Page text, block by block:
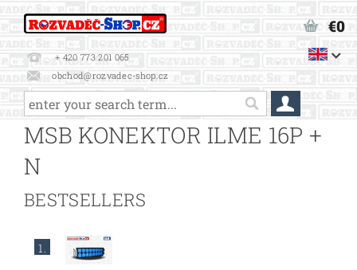
+ 420 773 201 065
obchod@rozvadec-shop.cz
€0
MSB KONEKTOR ILME 16P +
N
BESTSELLERS
1.